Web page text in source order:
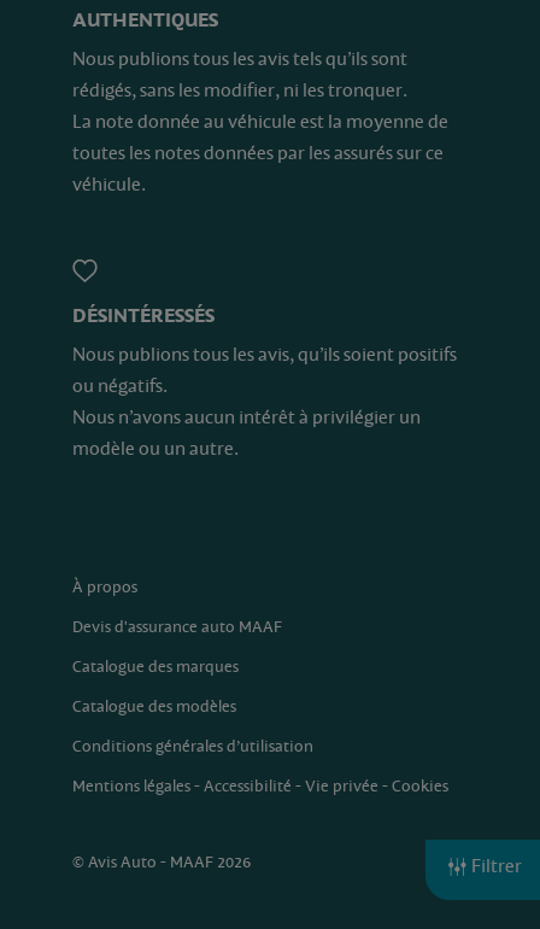
Filtrer
AUTHENTIQUES
Nous publions tous les avis tels qu’ils sont
rédigés, sans les modifier, ni les tronquer.
La note donnée au véhicule est la moyenne de
toutes les notes données par les assurés sur ce
véhicule.
DÉSINTÉRESSÉS
Nous publions tous les avis, qu’ils soient positifs
ou négatifs.
Nous n’avons aucun intérêt à privilégier un
modèle ou un autre.
À propos
Devis d'assurance auto MAAF
Catalogue des marques
Catalogue des modèles
Conditions générales d’utilisation
Mentions légales-Accessibilité -Vie privée -Cookies
© Avis Auto - MAAF 2026